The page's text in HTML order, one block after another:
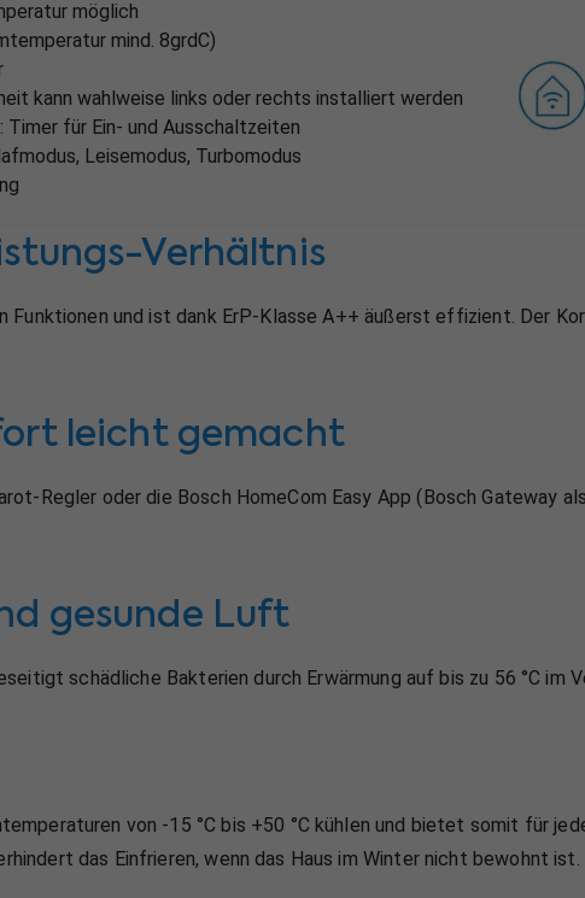
möglich
mind. 8grdC)
kann wahlweise links oder rechts installiert werden
für Ein- und Ausschaltzeiten
Leisemodus, Turbomodus
Verhältnis
Funktionen und ist dank ErP-Klasse A++ äußerst effizient. Der
leicht gemacht
Regler oder die Bosch HomeCom Easy App (Bosch Gateway
gesunde Luft
schädliche Bakterien durch Erwärmung auf bis zu 56 °C im
von -15 °C bis +50 °C kühlen und bietet somit für
das Einfrieren, wenn das Haus im Winter nicht bewohnt ist.